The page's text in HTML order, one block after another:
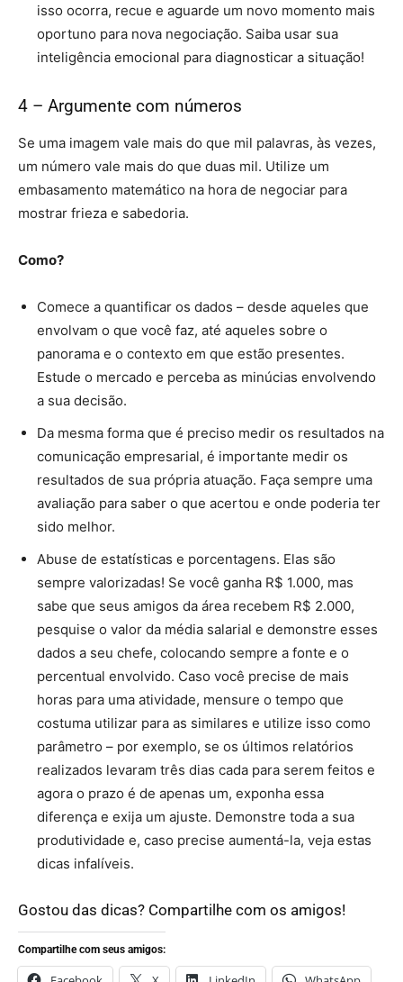
isso ocorra, recue e aguarde um novo momento mais
oportuno para nova negociação. Saiba usar sua
inteligência emocional para diagnosticar a situação!
4 – Argumente com números
Se uma imagem vale mais do que mil palavras, às vezes,
um número vale mais do que duas mil. Utilize um
embasamento matemático na hora de negociar para
mostrar frieza e sabedoria.
Como?
Comece a quantificar os dados – desde aqueles que
envolvam o que você faz, até aqueles sobre o
panorama e o contexto em que estão presentes.
Estude o mercado e perceba as minúcias envolvendo
a sua decisão.
Da mesma forma que é preciso medir os resultados na
comunicação empresarial, é importante medir os
resultados de sua própria atuação. Faça sempre uma
avaliação para saber o que acertou e onde poderia ter
sido melhor.
Abuse de estatísticas e porcentagens. Elas são
sempre valorizadas! Se você ganha R$ 1.000, mas
sabe que seus amigos da área recebem R$ 2.000,
pesquise o valor da média salarial e demonstre esses
dados a seu chefe, colocando sempre a fonte e o
percentual envolvido. Caso você precise de mais
horas para uma atividade, mensure o tempo que
costuma utilizar para as similares e utilize isso como
parâmetro – por exemplo, se os últimos relatórios
realizados levaram três dias cada para serem feitos e
agora o prazo é de apenas um, exponha essa
diferença e exija um ajuste. Demonstre toda a sua
produtividade e, caso precise aumentá-la, veja estas
dicas infalíveis.
Gostou das dicas? Compartilhe com os amigos!
Compartilhe com seus amigos: